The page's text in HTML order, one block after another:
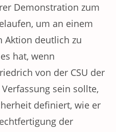
Demonstration zum
um an einem
Aktion deutlich zu
hat, wenn
von der CSU der
sein sollte,
definiert, wie er
der